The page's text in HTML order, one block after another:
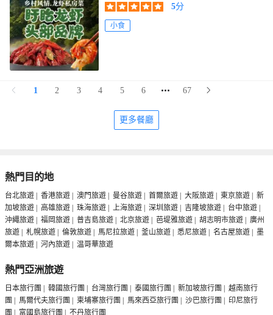
5分
小食
1 2 3 4 5 6 67
更多餐廳
熱門目的地
台北旅遊 香港旅遊 澳門旅遊 曼谷旅遊 首爾旅遊 大阪旅遊 東京旅遊
新
加坡旅遊
高雄旅遊 珠海旅遊 上海旅遊 深圳旅遊 吉隆坡旅遊 台中旅遊
沖繩旅遊
福岡旅遊 普吉島旅遊 北京旅遊 芭堤雅旅遊 胡志明市旅遊
廣州
旅遊
札幌旅遊 倫敦旅遊 馬尼拉旅遊 釜山旅遊 悉尼旅遊 名古屋旅遊
墨
爾本旅遊
河內旅遊 温哥華旅遊
熱門亞洲旅遊
日本旅行團 韓國旅行團 台灣旅行團 泰國旅行團 新加坡旅行團
越南旅行
團
馬爾代夫旅行團 柬埔寨旅行團 馬來西亞旅行團 沙巴旅行團
印尼旅行
團
富國島旅行團 不丹旅行團